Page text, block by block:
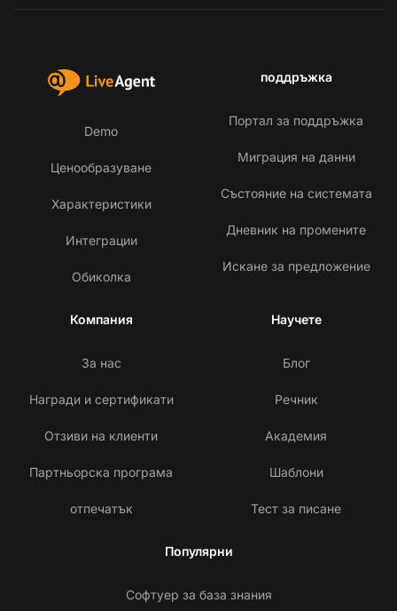
Demo
Ценообразуване
Характеристики
Интеграции
Обиколка
поддръжка
Портал за поддръжка
Миграция на данни
Състояние на системата
Дневник на промените
Искане за предложение
Компания
За нас
Награди и сертификати
Отзиви на клиенти
Партньорска програма
отпечатък
Научете
Блог
Речник
Академия
Шаблони
Тест за писане
Популярни
Софтуер за база знания